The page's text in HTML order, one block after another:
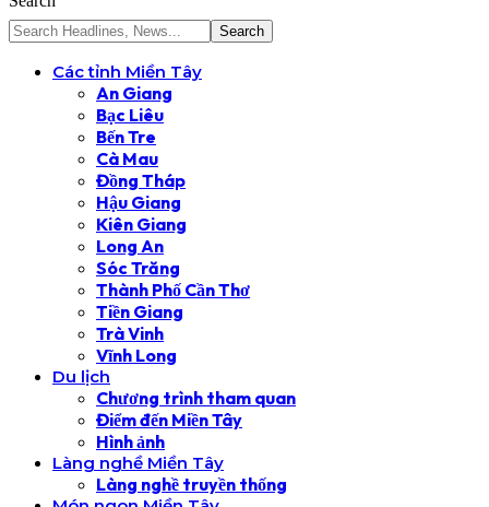
Các tỉnh Miền Tây
An Giang
Bạc Liêu
Bến Tre
Cà Mau
Đồng Tháp
Hậu Giang
Kiên Giang
Long An
Sóc Trăng
Thành Phố Cần Thơ
Tiền Giang
Trà Vinh
Vĩnh Long
Du lịch
Chương trình tham quan
Điểm đến Miền Tây
Hình ảnh
Làng nghề Miền Tây
Làng nghề truyền thống